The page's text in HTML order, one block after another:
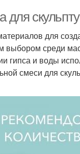
для
выбором среди
гипса и воды
смеси для